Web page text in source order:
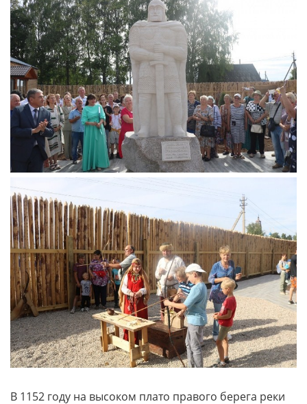
В 1152 году на высоком плато правого берега реки